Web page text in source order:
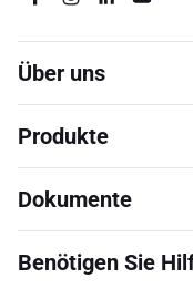
Über uns
Produkte
Dokumente
Benötigen Sie